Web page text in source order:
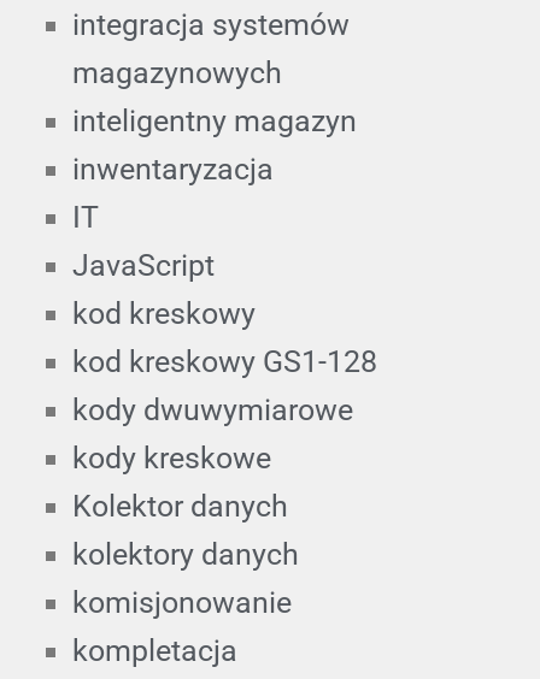
integracja systemów
magazynowych
inteligentny magazyn
inwentaryzacja
IT
JavaScript
kod kreskowy
kod kreskowy GS1-128
kody dwuwymiarowe
kody kreskowe
Kolektor danych
kolektory danych
komisjonowanie
kompletacja